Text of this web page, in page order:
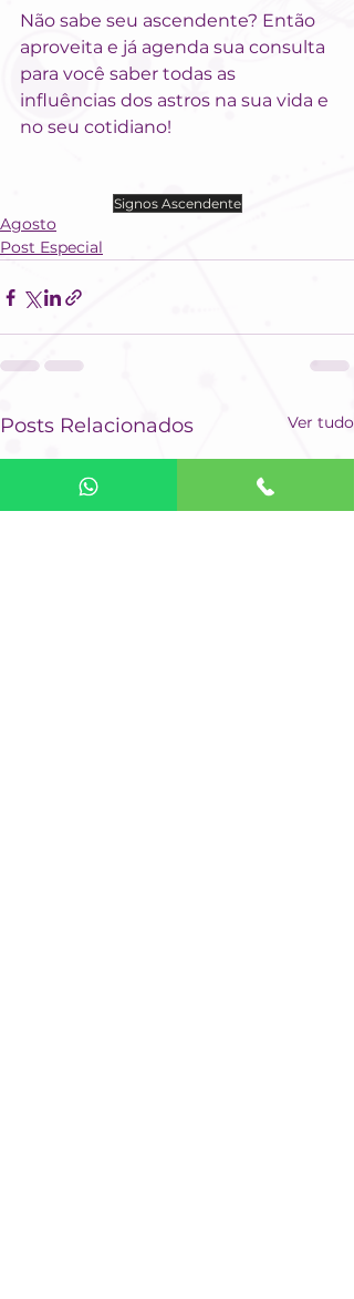
Não sabe seu ascendente? Então
aproveita e já agenda sua consulta
para você saber todas as
influências dos astros na sua vida e
no seu cotidiano!
Signos Ascendente
Agosto
Post Especial
Posts Relacionados Ver tudo